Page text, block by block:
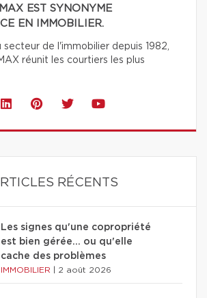
EST SYNONYME
EN IMMOBILIER.
de l'immobilier depuis 1982,
réunit les courtiers les plus
RÉCENTS
Les signes qu'une copropriété
est bien gérée… ou qu'elle
cache des problèmes
IMMOBILIER 2 août 2026